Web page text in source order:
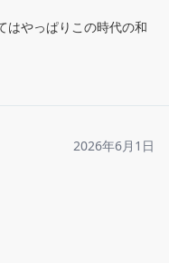
はやっぱりこの時代の和
2026年6月1日